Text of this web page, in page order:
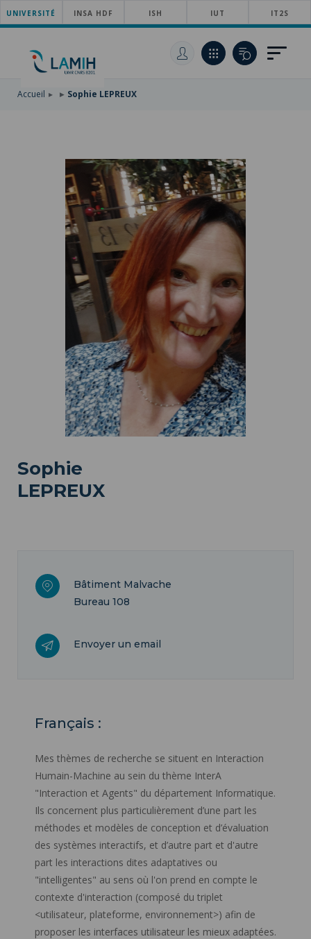
ACCÉDER
AU
PRINCIPAL
ALLER
CONTENU
PRINCIPAL
ACCÉDER
RECHERCHE
UNIVERSITÉ INSA HDF ISH IUT IT2S
Accueil Sophie LEPREUX
Sophie
LEPREUX
Bâtiment Malvache
Bureau 108
Envoyer un email
Français :
Mes thèmes de recherche se situent en Interaction
Humain-Machine au sein du thème InterA
"Interaction et Agents" du département Informatique.
Ils concernent plus particulièrement d’une part les
méthodes et modèles de conception et d’évaluation
des systèmes interactifs, et d’autre part et d'autre
part les interactions dites adaptatives ou
"intelligentes" au sens où l'on prend en compte le
contexte d'interaction (composé du triplet
<utilisateur, plateforme, environnement>) afin de
proposer les interfaces utilisateur les mieux adaptées.